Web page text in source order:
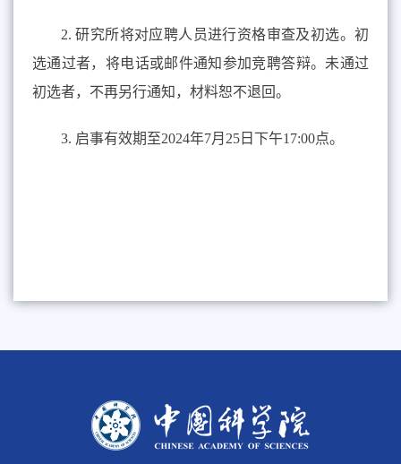
2. 研究所将对应聘人员进行资格审查及初选。初
选通过者，将电话或邮件通知参加竞聘答辩。未通过
初选者，不再另行通知，材料恕不退回。
3. 启事有效期至2024年7月25日下午17:00点。